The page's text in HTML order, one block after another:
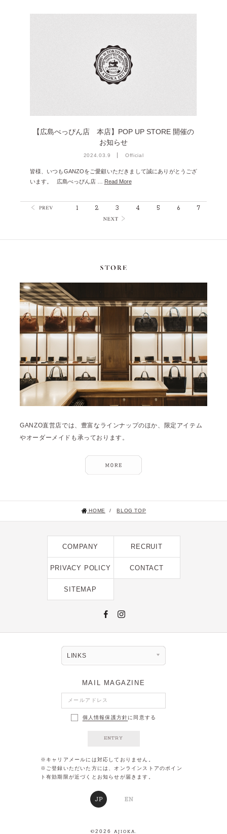
【広島べっぴん店 本店】POP UP STORE 開催の
お知らせ
2024.03.9 Official
皆様、いつもGANZOをご愛顧いただきまして誠にありがとうござ
います。 広島べっぴん店 …
Read More
1 2 3 4 5 6 7
GANZO直営店では、豊富なラインナップのほか、限定アイテム
やオーダーメイドも承っております。
HOME / BLOG TOP
COMPANY RECRUIT
PRIVACY POLICY CONTACT
SITEMAP
LINKS
MAIL MAGAZINE
個人情報保護方針に同意する
ENTRY
※キャリアメールには対応しておりません。
※ご登録いただいた方には、オンラインストアのポイン
ト有効期限が近づくとお知らせが届きます。
©2026 AJIOKA.